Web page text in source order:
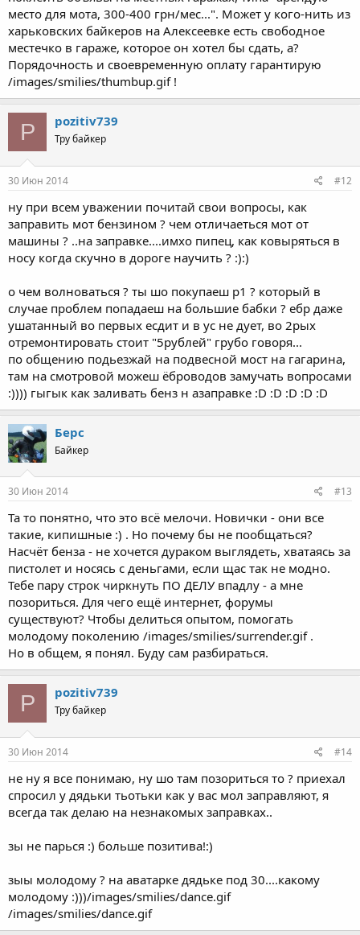
место для мота, 300-400 грн/мес...". Может у кого-нить из
харьковских байкеров на Алексеевке есть свободное
местечко в гараже, которое он хотел бы сдать, а?
Порядочность и своевременную оплату гарантирую
/images/smilies/thumbup.gif !
P pozitiv739
Тру байкер
30 Июн 2014 #12
ну при всем уважении почитай свои вопросы, как
заправить мот бензином ? чем отличаеться мот от
машины ? ..на заправке....имхо пипец, как ковыряться в
носу когда скучно в дороге научить ? :):)
о чем волноваться ? ты шо покупаеш р1 ? который в
случае проблем попадаеш на большие бабки ? ебр даже
ушатанный во первых есдит и в ус не дует, во 2рых
отремонтировать стоит "5рублей" грубо говоря...
по общению подьезжай на подвесной мост на гагарина,
там на смотровой можеш ёброводов замучать вопросами
:)))) гыгык как заливать бенз н азаправке :D :D :D :D :D
Берс
Байкер
30 Июн 2014 #13
Та то понятно, что это всё мелочи. Новички - они все
такие, кипишные :) . Но почему бы не пообщаться?
Насчёт бенза - не хочется дураком выглядеть, хватаясь за
пистолет и носясь с деньгами, если щас так не модно.
Тебе пару строк чиркнуть ПО ДЕЛУ впадлу - а мне
позориться. Для чего ещё интернет, форумы
существуют? Чтобы делиться опытом, помогать
молодому поколению /images/smilies/surrender.gif .
Но в общем, я понял. Буду сам разбираться.
P pozitiv739
Тру байкер
30 Июн 2014 #14
не ну я все понимаю, ну шо там позориться то ? приехал
спросил у дядьки тьотьки как у вас мол заправляют, я
всегда так делаю на незнакомых заправках..
зы не парься :) больше позитива!:)
зыы молодому ? на аватарке дядьке под 30....какому
молодому :)))/images/smilies/dance.gif
/images/smilies/dance.gif